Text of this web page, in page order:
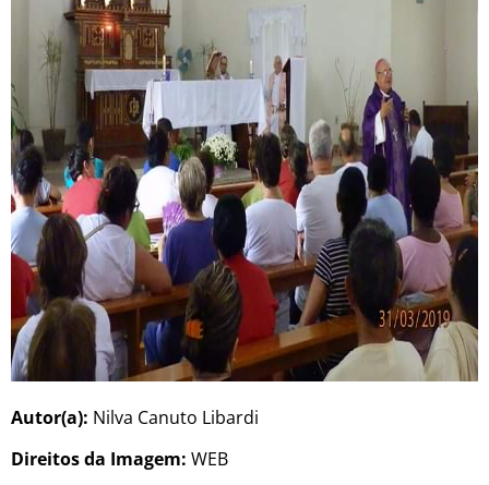
Autor(a): Nilva Canuto Libardi
Direitos da Imagem: WEB